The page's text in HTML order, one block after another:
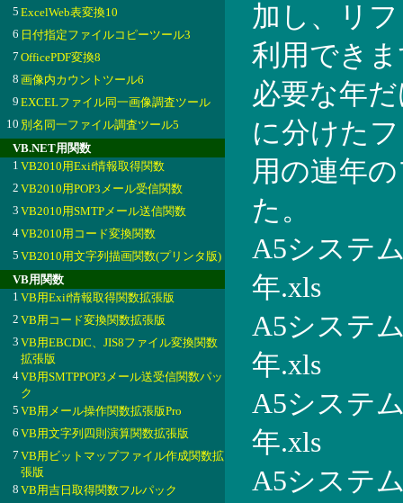
5 ExcelWeb表変換10
6 日付指定ファイルコピーツール3
7 OfficePDF変換8
8 画像内カウントツール6
9 EXCELファイル同一画像調査ツール
10 別名同一ファイル調査ツール5
VB.NET用関数
1 VB2010用Exif情報取得関数
2 VB2010用POP3メール受信関数
3 VB2010用SMTPメール送信関数
4VB2010用コード変換関数
5 VB2010用文字列描画関数(プリンタ版)
VB用関数
1 VB用Exif情報取得関数拡張版
2 VB用コード変換関数拡張版
3 VB用EBCDIC、JIS8ファイル変換関数
拡張版
4VB用SMTPPOP3メール送受信関数パッ
ク
5 VB用メール操作関数拡張版Pro
6 VB用文字列四則演算関数拡張版
7 VB用ビットマップファイル作成関数拡
張版
8 VB用吉日取得関数フルパック
加し、リ
利用でき
必要な年
に分けた
用の連年
た。
A5システ
年.xls
A5システ
年.xls
A5システ
年.xls
A5システ